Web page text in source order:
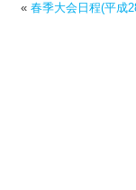
« 春季大会日程(平成